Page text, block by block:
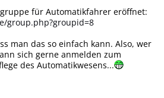
für Automatikfahrer eröffnet:
group.php?groupid=8
man das so einfach kann. Also, wer
sich gerne anmelden zum
des Automatikwesens...